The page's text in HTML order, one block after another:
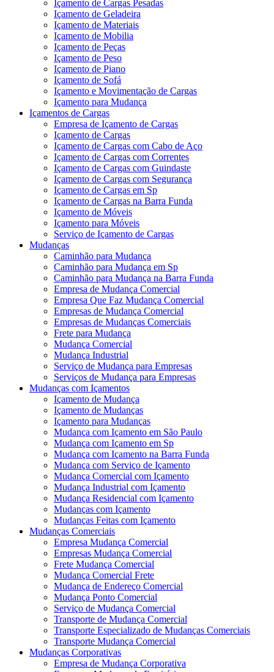
Içamento de Cargas Pesadas
Içamento de Geladeira
Içamento de Materiais
Içamento de Mobilia
Içamento de Peças
Içamento de Peso
Içamento de Piano
Içamento de Sofá
Içamento e Movimentação de Cargas
Içamento para Mudança
Içamentos de Cargas
Empresa de Içamento de Cargas
Içamento de Cargas
Içamento de Cargas com Cabo de Aço
Içamento de Cargas com Correntes
Içamento de Cargas com Guindaste
Içamento de Cargas com Segurança
Içamento de Cargas em Sp
Içamento de Cargas na Barra Funda
Içamento de Móveis
Içamento para Móveis
Serviço de Içamento de Cargas
Mudanças
Caminhão para Mudança
Caminhão para Mudança em Sp
Caminhão para Mudança na Barra Funda
Empresa de Mudança Comercial
Empresa Que Faz Mudança Comercial
Empresas de Mudança Comercial
Empresas de Mudanças Comerciais
Frete para Mudança
Mudança Comercial
Mudança Industrial
Serviço de Mudança para Empresas
Serviços de Mudança para Empresas
Mudanças com Içamentos
Içamento de Mudança
Içamento de Mudanças
Içamento para Mudanças
Mudança com Içamento em São Paulo
Mudança com Içamento em Sp
Mudança com Içamento na Barra Funda
Mudança com Serviço de Içamento
Mudança Comercial com Içamento
Mudança Industrial com Içamento
Mudança Residencial com Içamento
Mudanças com Içamento
Mudanças Feitas com Içamento
Mudanças Comerciais
Empresa Mudança Comercial
Empresas Mudança Comercial
Frete Mudança Comercial
Mudança Comercial Frete
Mudança de Endereço Comercial
Mudança Ponto Comercial
Serviço de Mudança Comercial
Transporte de Mudança Comercial
Transporte Especializado de Mudanças Comerciais
Transporte Mudança Comercial
Mudanças Corporativas
Empresa de Mudança Corporativa